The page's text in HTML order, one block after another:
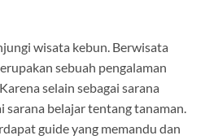
wisata kebun. Berwisata
sebuah pengalaman
selain sebagai sarana
sarana belajar tentang tanaman.
guide yang memandu dan